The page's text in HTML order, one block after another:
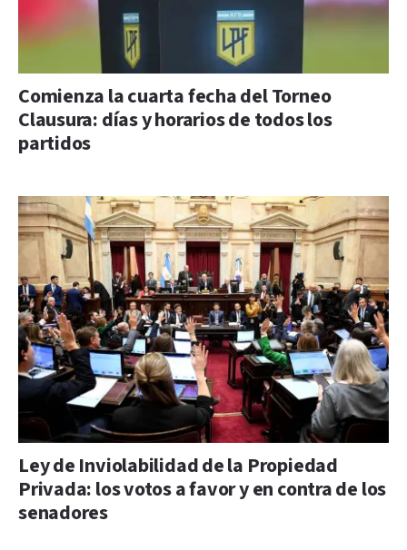
Comienza la cuarta fecha del Torneo
Clausura: días y horarios de todos los
partidos
Ley de Inviolabilidad de la Propiedad
Privada: los votos a favor y en contra de los
senadores